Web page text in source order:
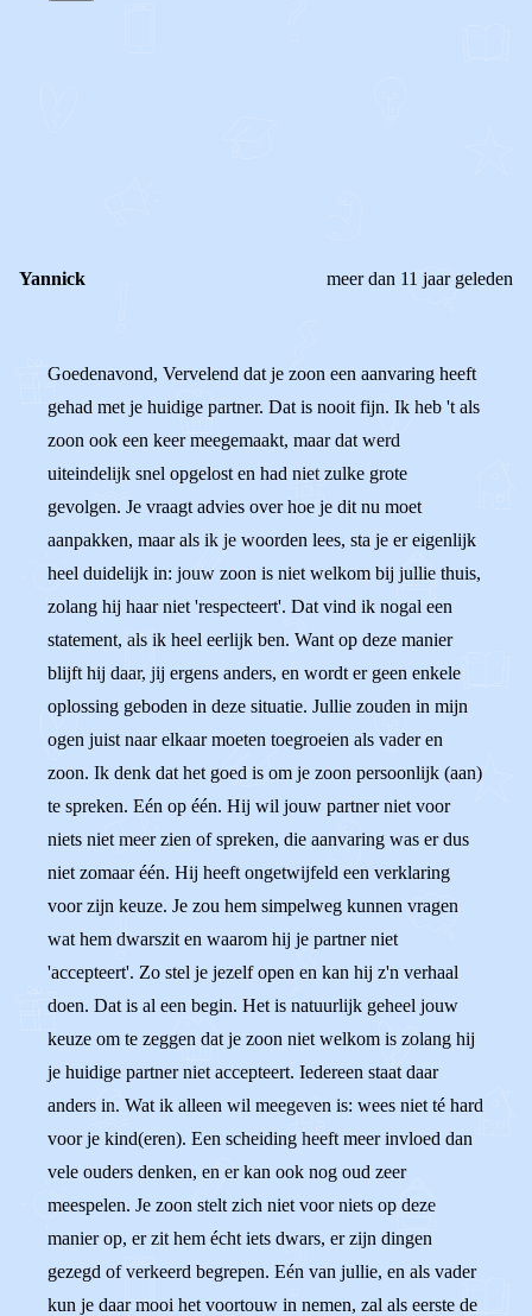
Yannick meer dan 11 jaar geleden
Goedenavond, Vervelend dat je zoon een aanvaring heeft
gehad met je huidige partner. Dat is nooit fijn. Ik heb 't als
zoon ook een keer meegemaakt, maar dat werd
uiteindelijk snel opgelost en had niet zulke grote
gevolgen. Je vraagt advies over hoe je dit nu moet
aanpakken, maar als ik je woorden lees, sta je er eigenlijk
heel duidelijk in: jouw zoon is niet welkom bij jullie thuis,
zolang hij haar niet 'respecteert'. Dat vind ik nogal een
statement, als ik heel eerlijk ben. Want op deze manier
blijft hij daar, jij ergens anders, en wordt er geen enkele
oplossing geboden in deze situatie. Jullie zouden in mijn
ogen juist naar elkaar moeten toegroeien als vader en
zoon. Ik denk dat het goed is om je zoon persoonlijk (aan)
te spreken. Eén op één. Hij wil jouw partner niet voor
niets niet meer zien of spreken, die aanvaring was er dus
niet zomaar één. Hij heeft ongetwijfeld een verklaring
voor zijn keuze. Je zou hem simpelweg kunnen vragen
wat hem dwarszit en waarom hij je partner niet
'accepteert'. Zo stel je jezelf open en kan hij z'n verhaal
doen. Dat is al een begin. Het is natuurlijk geheel jouw
keuze om te zeggen dat je zoon niet welkom is zolang hij
je huidige partner niet accepteert. Iedereen staat daar
anders in. Wat ik alleen wil meegeven is: wees niet té hard
voor je kind(eren). Een scheiding heeft meer invloed dan
vele ouders denken, en er kan ook nog oud zeer
meespelen. Je zoon stelt zich niet voor niets op deze
manier op, er zit hem écht iets dwars, er zijn dingen
gezegd of verkeerd begrepen. Eén van jullie, en als vader
kun je daar mooi het voortouw in nemen, zal als eerste de